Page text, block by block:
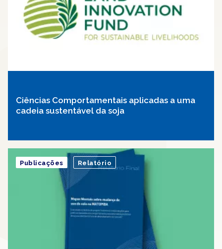
Ciências Comportamentais aplicadas a uma
cadeia sustentável da soja
Publicações Relatório